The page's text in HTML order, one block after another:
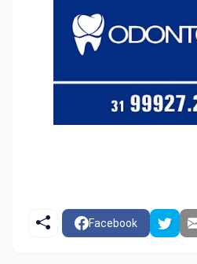
Facebook